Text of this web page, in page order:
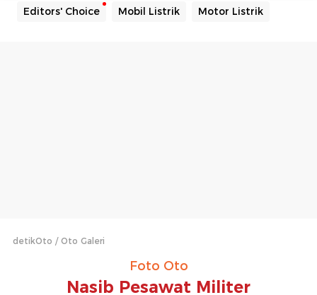
Editors' Choice Mobil Listrik Motor Listrik
detikOto Oto Galeri
Foto Oto
Nasib Pesawat Militer